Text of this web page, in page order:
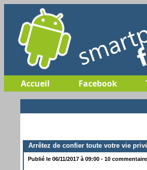
Accueil Facebook
Arrêtez de confier toute votre vie
Publié le 06/11/2017 à 09:00 - 10